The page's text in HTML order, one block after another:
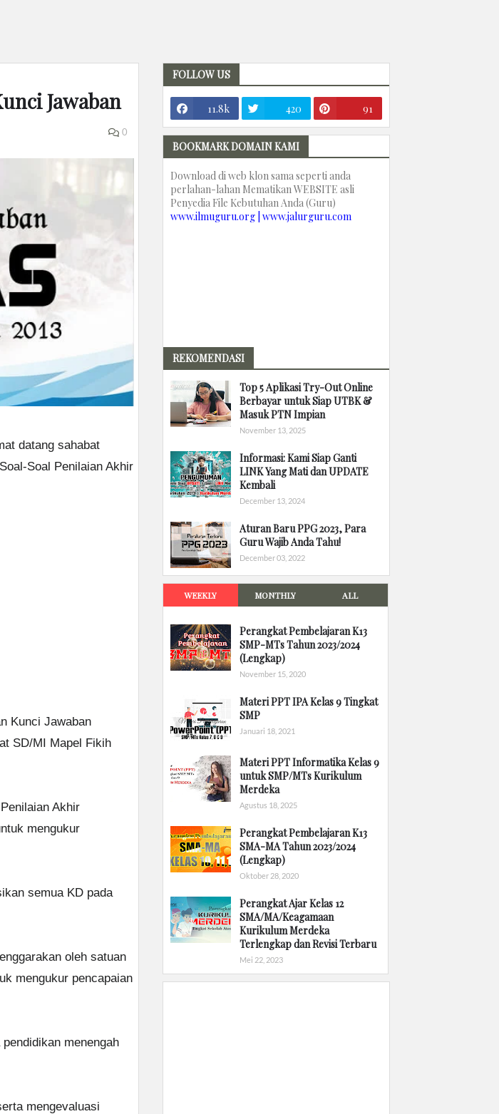
Jawaban
0
datang sahabat
Soal Penilaian Akhir
Kunci Jawaban
SD/MI Mapel Fikih
Akhir
mengukur
semua KD pada
oleh satuan
mengukur pencapaian
menengah
mengevaluasi
FOLLOW US
11.8k 420 91
BOOKMARK DOMAIN KAMI
Download di web klon sama seperti anda
perlahan-lahan Mematikan WEBSITE asli
Penyedia File Kebutuhan Anda (Guru)
www.ilmuguru.org | www.jalurguru.com
REKOMENDASI
Top 5 Aplikasi Try-Out Online
Berbayar untuk Siap UTBK &
Masuk PTN Impian
November 13, 2025
Informasi: Kami Siap Ganti
LINK Yang Mati dan UPDATE
Kembali
December 13, 2024
Aturan Baru PPG 2023, Para
Guru Wajib Anda Tahu!
December 03, 2022
WEEKLY MONTHLY ALL
Perangkat Pembelajaran K13
SMP-MTs Tahun 2023/2024
(Lengkap)
November 15, 2020
Materi PPT IPA Kelas 9 Tingkat
SMP
Januari 18, 2021
Materi PPT Informatika Kelas 9
untuk SMP/MTs Kurikulum
Merdeka
Agustus 18, 2025
Perangkat Pembelajaran K13
SMA-MA Tahun 2023/2024
(Lengkap)
Oktober 28, 2020
Perangkat Ajar Kelas 12
SMA/MA/Keagamaan
Kurikulum Merdeka
Terlengkap dan Revisi Terbaru
Mei 22, 2023